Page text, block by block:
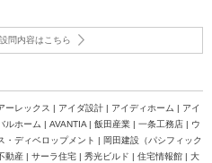
問内容はこちら
レックス | アイダ設計 | アイディホーム | アイ
ホーム | AVANTIA | 飯田産業 | 一条工務店 | ウ
ディベロップメント | 岡田建設（パシフィック
動産 | サーラ住宅 | 秀光ビルド | 住宅情報館 | 大